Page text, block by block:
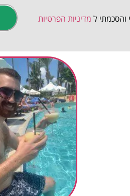
והסכמתי ל מדיניות הפרטיות